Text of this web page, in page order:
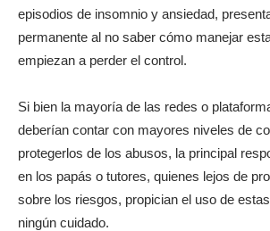
episodios de insomnio y ansiedad,
permanente al no saber cómo manejar
empiezan a perder el control.
Si bien la mayoría de las redes o
deberían contar con mayores niveles de
protegerlos de los abusos, la principal
en los papás o tutores, quienes lejos de
sobre los riesgos, propician el uso de
ningún cuidado.